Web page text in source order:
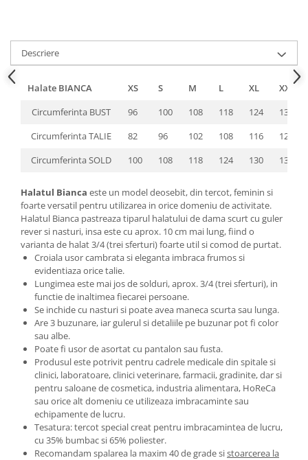
Descriere
Halate BIANCA XS S M L XL
XXL
Circumferinta BUST
96 100 108 118 124
132
Circumferinta TALIE
82 96 102 108 116
126
Circumferinta SOLD
100 108 118 124 130 136
Halatul Bianca este un model deosebit, din tercot, feminin si
foarte versatil pentru utilizarea in orice domeniu de activitate.
Halatul Bianca pastreaza tiparul halatului de dama scurt cu guler
rever si nasturi, insa este cu aprox. 10 cm mai lung, fiind o
varianta de halat 3/4 (trei sferturi) foarte util si comod de purtat.
Croiala usor cambrata si eleganta imbraca frumos si
evidentiaza orice talie.
Lungimea este mai jos de solduri, aprox. 3/4 (trei sferturi), in
functie de inaltimea fiecarei persoane.
Se inchide cu nasturi si poate avea maneca scurta sau lunga.
Are 3 buzunare, iar gulerul si detaliile pe buzunar pot fi color
sau albe.
Poate fi usor de asortat cu pantalon sau fusta.
Produsul este potrivit pentru cadrele medicale din spitale si
clinici, laboratoare, clinici veterinare, farmacii, gradinite, dar si
pentru saloane de cosmetica, industria alimentara, HoReCa
sau orice alt domeniu ce utilizeaza imbracaminte sau
echipamente de lucru.
Tesatura: tercot special creat pentru imbracamintea de lucru,
cu 35% bumbac si 65% poliester.
Recomandam spalarea la maxim 40 de grade sistoarcerea la